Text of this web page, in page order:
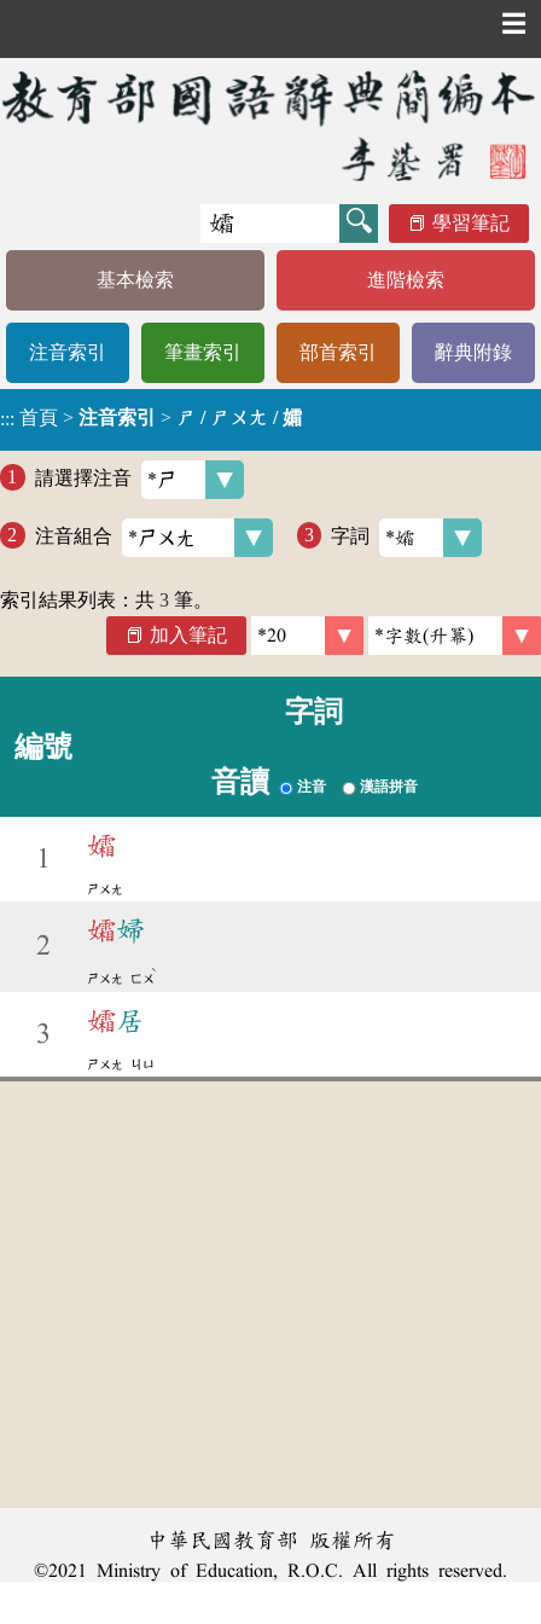
☰
學習筆記
基本檢索 進階檢索
注音索引 筆畫索引 部首索引 辭典附錄
::: 首頁 > 注音索引 > ㄕ / ㄕㄨㄤ / 孀
請選擇注音
注音組合 字詞
索引結果列表：共 3 筆。
加入筆記
編號
字詞
音讀 注音 漢語拼音
1 孀
ㄕㄨㄤ
2
孀婦
ㄕㄨㄤ ㄈㄨ
ˋ
3 孀居
ㄕㄨㄤ ㄐㄩ
中華民國教育部 版權所有
©2021 Ministry of Education, R.O.C. All rights reserved.